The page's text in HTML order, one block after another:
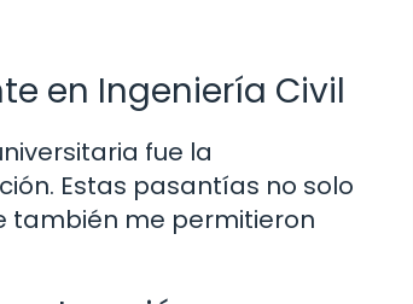
en Ingeniería Civil
fue la
Estas pasantías no solo
también me permitieron